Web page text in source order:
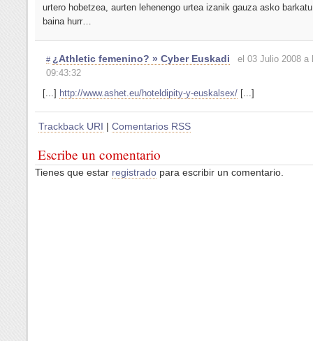
urtero hobetzea, aurten lehenengo urtea izanik gauza asko
baina hurr…
# ¿Athletic femenino? » Cyber Euskadi
el 03 Julio 2008 a
09:43:32
[...] http://www.ashet.eu/hoteldipity-y-euskalsex/[...]
Trackback URI | Comentarios RSS
Escribe un comentario
Tienes que estar registrado para escribir un comentario.